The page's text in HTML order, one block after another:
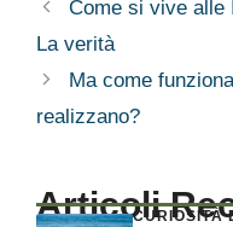
Come si vive alle
La verità
Ma come
realizzano?
ArticoliCURIOSITÀ